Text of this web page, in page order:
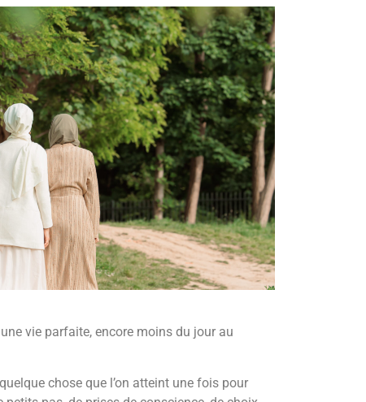
vie parfaite, encore moins du jour au
chose que l’on atteint une fois pour